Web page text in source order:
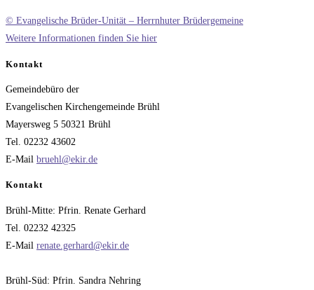
© Evangelische Brüder-Unität – Herrnhuter Brüdergemeine
Weitere Informationen finden Sie hier
Kontakt
Gemeindebüro der
Evangelischen Kirchengemeinde Brühl
Mayersweg 5 50321 Brühl
Tel. 02232 43602
E-Mail bruehl@ekir.de
Kontakt
Brühl-Mitte: Pfrin. Renate Gerhard
Tel. 02232 42325
E-Mail renate.gerhard@ekir.de
Brühl-Süd: Pfrin. Sandra Nehring